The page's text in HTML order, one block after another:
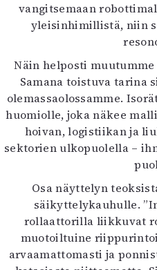
vangitsemaan
yleisinhimillistä, niin
Näin helposti
Samana toistuva tarina
olemassaolossamme.
huomiolle, joka näkee
hoivan, logistiikan ja
sektorien ulkopuolella –
Osa näyttelyn
säikyttelykauhulle.
rollaattorilla liikkuvat
muotoiltuine
arvaamattomasti ja